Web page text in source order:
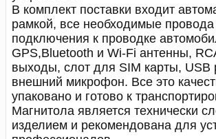
В комплект поставки входит
рамкой, все необходимые
подключения к проводке
GPS,Bluetooth и Wi-Fi антенны,
выходы, слот для SIM карты, USB
внешний микрофон. Все это
упаковано и готово к
Магнитола является технически
изделием и рекомендована для